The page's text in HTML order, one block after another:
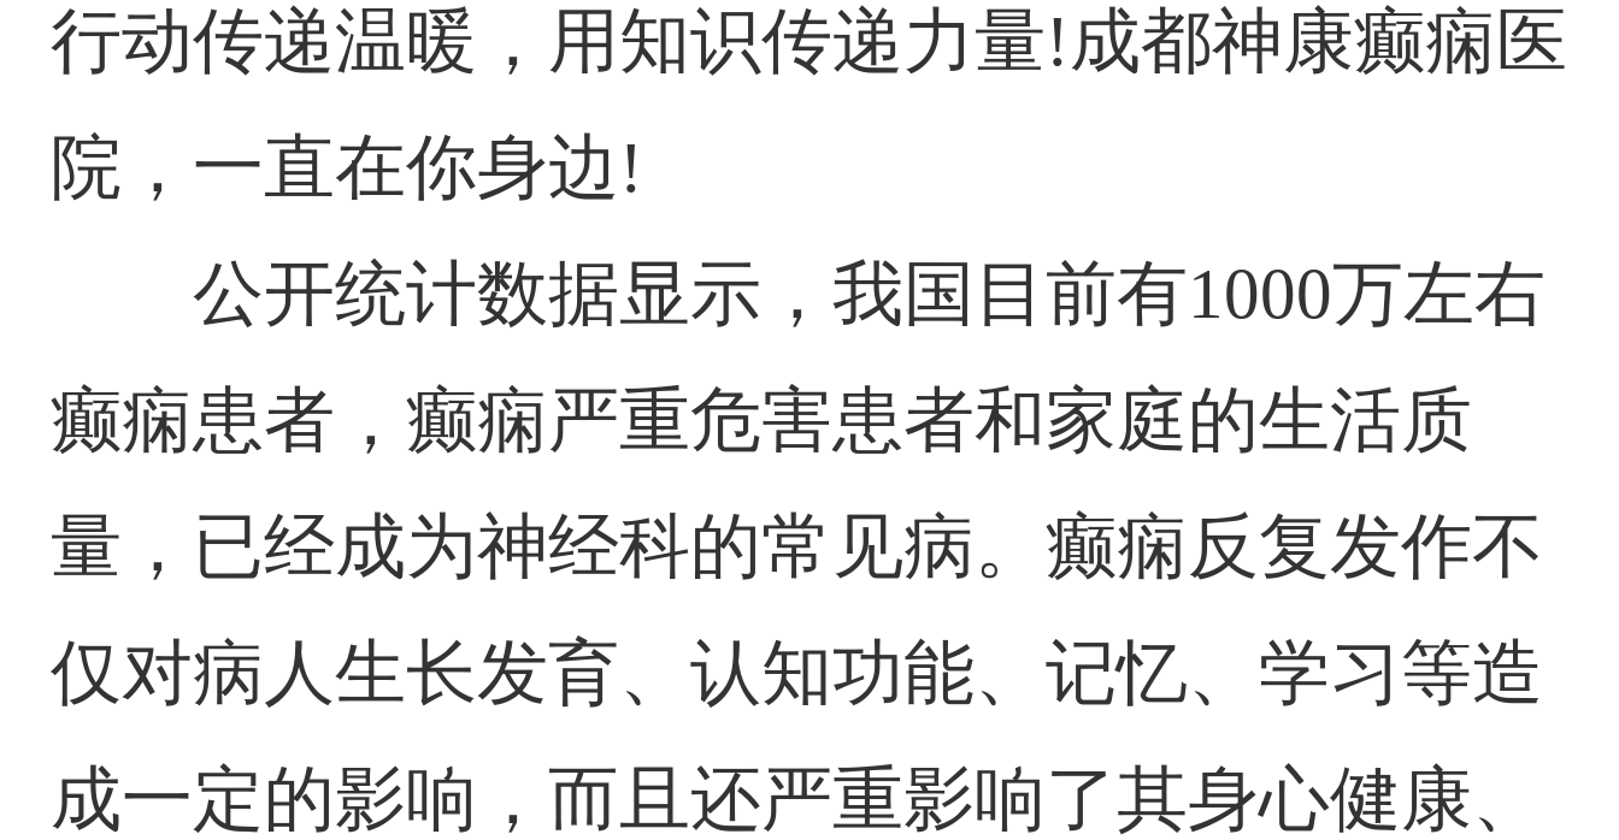
行动传递温暖，用知识传递力量!成都神康癫痫医
院，一直在你身边!
公开统计数据显示，我国目前有1000万左右
癫痫患者，癫痫严重危害患者和家庭的生活质
量，已经成为神经科的常见病。癫痫反复发作不
仅对病人生长发育、认知功能、记忆、学习等造
成一定的影响，而且还严重影响了其身心健康、